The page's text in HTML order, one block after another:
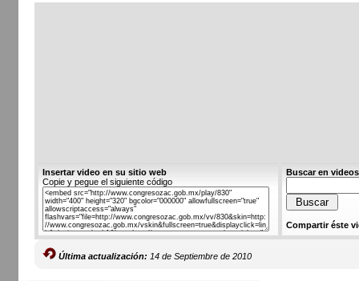
Insertar video en su sitio web
Copie y pegue el siguiente código
Buscar en
Compartir éste
Última actualización: 14 de Septiembre de 2010